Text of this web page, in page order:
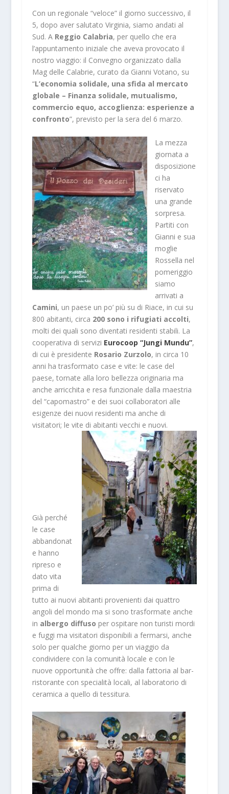
Con un regionale “veloce” il giorno successivo, il
5, dopo aver salutato Virginia, siamo andati al
Sud. A Reggio Calabria, per quello che era
l’appuntamento iniziale che aveva provocato il
nostro viaggio: il Convegno organizzato dalla
Mag delle Calabrie, curato da Gianni Votano, su
“L’economia solidale, una sfida al mercato
globale – Finanza solidale, mutualismo,
commercio equo, accoglienza: esperienze a
confronto”, previsto per la sera del 6 marzo.
La mezza
giornata a
disposizione
ci ha
riservato
una grande
sorpresa.
Partiti con
Gianni e sua
moglie
Rossella nel
pomeriggio
siamo
arrivati a
Camini, un paese un po’ più su di Riace, in cui su
800 abitanti, circa 200 sono i rifugiati accolti,
molti dei quali sono diventati residenti stabili. La
cooperativa di servizi Eurocoop “Jungi Mundu”,
di cui è presidente Rosario Zurzolo, in circa 10
anni ha trasformato case e vite: le case del
paese, tornate alla loro bellezza originaria ma
anche arricchita e resa funzionale dalla maestria
del “capomastro” e dei suoi collaboratori alle
esigenze dei nuovi residenti ma anche di
visitatori; le vite di abitanti vecchi e nuovi.
Già perché
le case
abbandonat
e hanno
ripreso e
dato vita
prima di
tutto ai nuovi abitanti provenienti dai quattro
angoli del mondo ma si sono trasformate anche
in albergo diffuso per ospitare non turisti mordi
e fuggi ma visitatori disponibili a fermarsi, anche
solo per qualche giorno per un viaggio da
condividere con la comunità locale e con le
nuove opportunità che offre: dalla fattoria al bar-
ristorante con specialità locali, al laboratorio di
ceramica a quello di tessitura.